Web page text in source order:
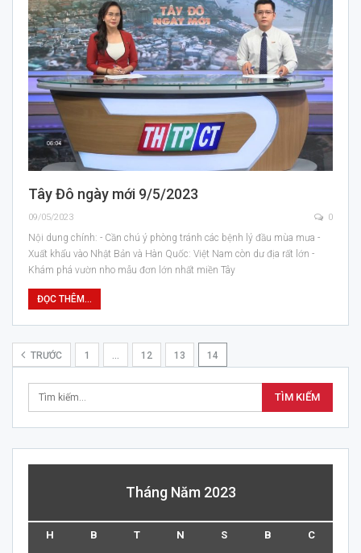
Tây Đô ngày mới 9/5/2023
09/05/2023 0
Nội dung chính: - Cần chú ý phòng tránh các bệnh lý đầu mùa mưa -
Xuất khẩu vào Nhật Bản và Hàn Quốc: Việt Nam còn dư địa rất lớn -
Khám phá vườn nho mẫu đơn lớn nhất miền Tây
ĐỌC THÊM...
TRƯỚC 1 … 12 13 14
Tháng Năm 2023
H B T N S B C